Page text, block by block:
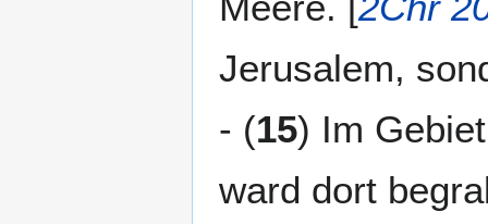
Jerusalem,
- (15) Im
ward dort